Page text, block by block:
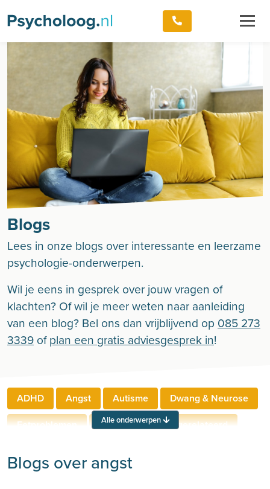
Blogs
Lees in onze blogs over interessante en leerzame
psychologie-onderwerpen.
Wil je eens in gesprek over jouw vragen of
klachten? Of wil je meer weten naar aanleiding
van een blog? Bel ons dan vrijblijvend op 085 273
3339 ofplan een gratis adviesgesprek in!
ADHD Angst Autisme
Dwang & Neurose
Eetproblemen
Relaties
Werkgerelateerd
Alle onderwerpen
Blogs over angst